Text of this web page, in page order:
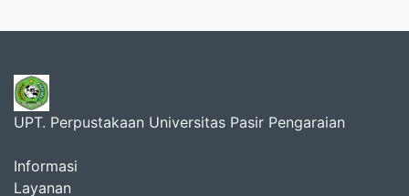
UPT. Perpustakaan Universitas Pasir Pengaraian
Informasi
Layanan